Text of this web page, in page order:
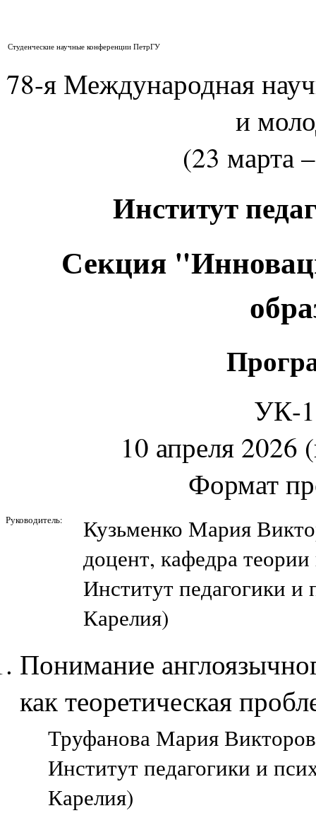
Студенческие научные конференции ПетрГУ
78-я Международная
и
(23 марта
Институт
Секция
УК-
10 апреля 2026
Формат
Руководитель:
Кузьменко Мария
доцент, кафедра
Институт педагогики
Карелия)
Понимание
как теоретическая
Труфанова Мария
Институт педагогики и
Карелия)